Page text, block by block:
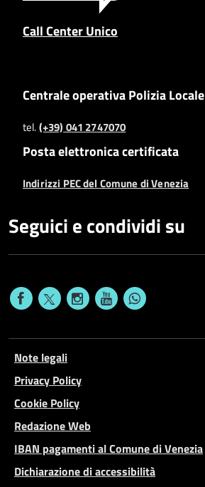
Call Center Unico
Centrale operativa Polizia Locale
tel.(+39) 041 2747070
Posta elettronica certificata
Indirizzi PEC del Comune di Venezia
Seguici e condividi su
Note legali
Privacy Policy
Cookie Policy
Redazione Web
IBAN pagamenti al Comune di Venezia
Dichiarazione di accessibilità